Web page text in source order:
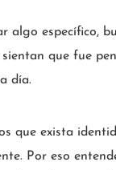
algo específico,
que fue
día.
que exista
Por eso